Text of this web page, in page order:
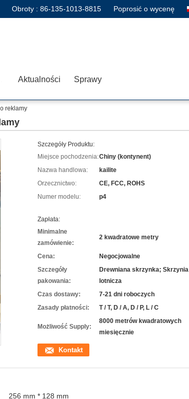
Obroty : 86-135-1013-8815 Poprosić o wycenę
Aktualności Sprawy
reklamy
Szczegóły Produktu:
Miejsce pochodzenia:Chiny (kontynent)
Nazwa handlowa:
kailite
Orzecznictwo:
CE, FCC, ROHS
Numer modelu:
p4
Zapłata:
Minimalne
zamówienie:
2 kwadratowe metry
Cena:
Negocjowalne
Szczegóły
pakowania:
Drewniana skrzynka; Skrzynia
lotnicza
Czas dostawy:
7-21 dni roboczych
Zasady płatności:
T / T, D / A, D / P, L / C
Możliwość Supply:
8000 metrów kwadratowych
miesięcznie
Kontakt
256 mm * 128 mm